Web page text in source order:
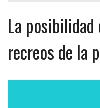
La
recreos de la